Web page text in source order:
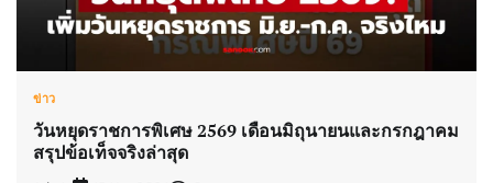
ข่าว
วันหยุดราชการพิเศษ 2569 เดือนมิถุนายนและกรกฎาคม
สรุปข้อเท็จจริงล่าสุด